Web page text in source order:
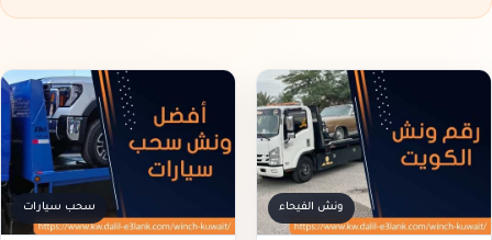
ونش الفيحاء سحب سيارات